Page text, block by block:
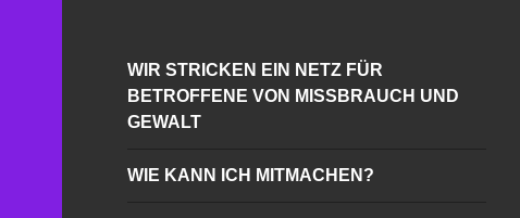
WIR STRICKEN EIN NETZ FÜR
BETROFFENE VON MISSBRAUCH UND
GEWALT
WIE KANN ICH MITMACHEN?